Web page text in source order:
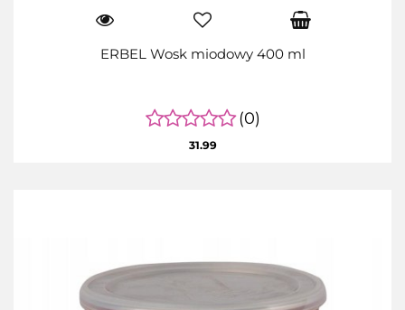
ERBEL Wosk miodowy 400 ml
(0)
31.99